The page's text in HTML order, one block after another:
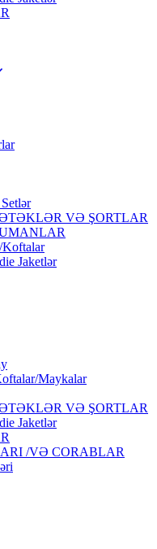
VƏ ŞORTLAR
Koftalar
Jaketlər
Maykalar
VƏ ŞORTLAR
Jaketlər
/VƏ CORABLAR